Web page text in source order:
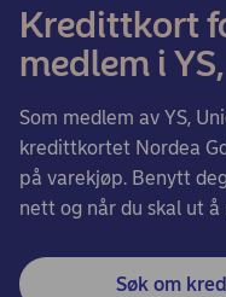
Kredittkort
medlem i
Som medlem av YS,
kredittkortet Nordea
på varekjøp. Benytt
nett og når du skal ut å
Søk om